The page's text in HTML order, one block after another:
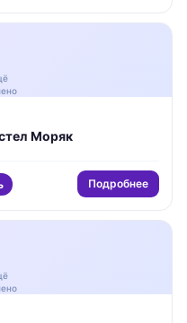
Моряк
Подробнее